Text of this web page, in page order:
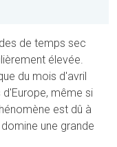
de temps sec
élevée.
du mois d'avril
même si
est dû à
une grande